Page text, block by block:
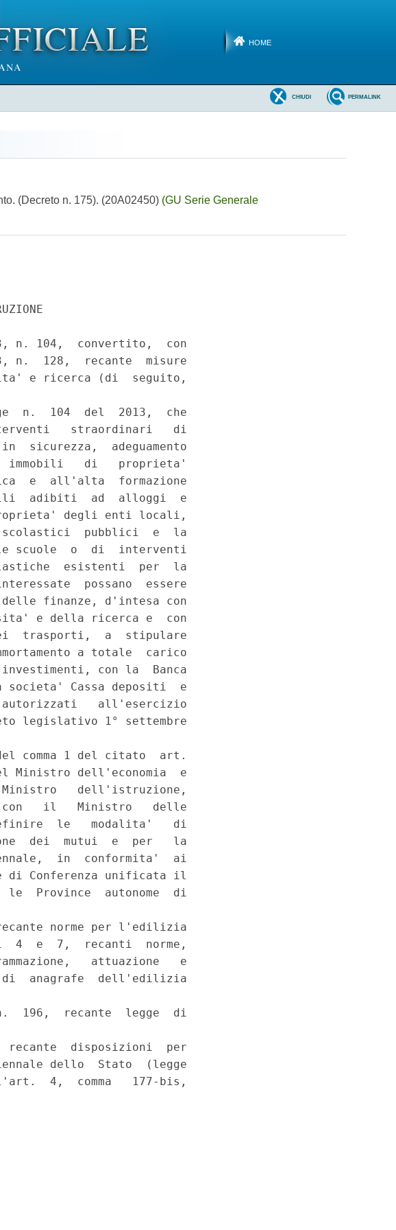
HOME
PERMALINK
CHIUDI
(Decreto n. 175). (20A02450) (GU Serie Generale